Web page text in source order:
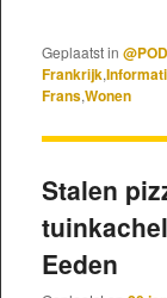
Geplaatst in
Frankrijk,
Frans,Wonen
Stalen
Eeden